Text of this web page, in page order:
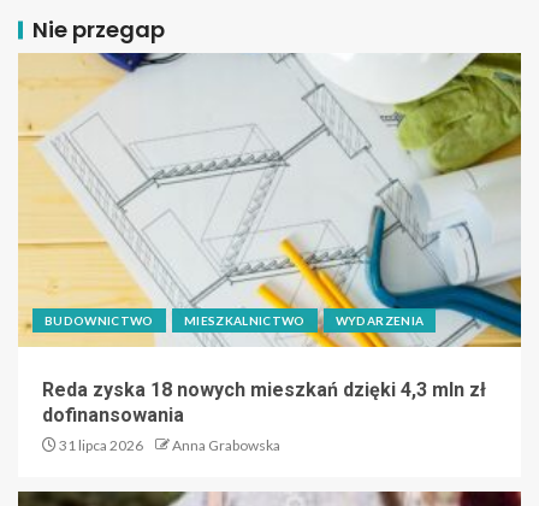
Nie przegap
BUDOWNICTWO MIESZKALNICTWO WYDARZENIA
Reda zyska 18 nowych mieszkań dzięki 4,3 mln zł
dofinansowania
31 lipca 2026 Anna Grabowska